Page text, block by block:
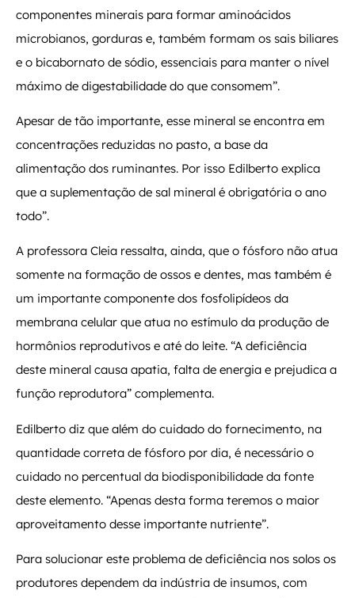
componentes minerais para formar aminoácidos
microbianos, gorduras e, também formam os sais biliares
e o bicabornato de sódio, essenciais para manter o nível
máximo de digestabilidade do que consomem”.
Apesar de tão importante, esse mineral se encontra em
concentrações reduzidas no pasto, a base da
alimentação dos ruminantes. Por isso Edilberto explica
que a suplementação de sal mineral é obrigatória o ano
todo”.
A professora Cleia ressalta, ainda, que o fósforo não atua
somente na formação de ossos e dentes, mas também é
um importante componente dos fosfolipídeos da
membrana celular que atua no estímulo da produção de
hormônios reprodutivos e até do leite. “A deficiência
deste mineral causa apatia, falta de energia e prejudica a
função reprodutora” complementa.
Edilberto diz que além do cuidado do fornecimento, na
quantidade correta de fósforo por dia, é necessário o
cuidado no percentual da biodisponibilidade da fonte
deste elemento. “Apenas desta forma teremos o maior
aproveitamento desse importante nutriente”.
Para solucionar este problema de deficiência nos solos os
produtores dependem da indústria de insumos, com